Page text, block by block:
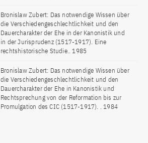
Bronislaw Zubert: Das notwendige Wissen über
die Verschiedengeschlechtlichkeit und den
Dauercharakter der Ehe in der Kanonistik und
in der Jurisprudenz (1517-1917). Eine
rechtshistorische Studie.. 1985
Bronislaw Zubert: Das notwendige Wissen über
die Verschiedengeschlechtlichkeit und den
Dauercharakter der Ehe in Kanonistik und
Rechtsprechung von der Reformation bis zur
Promulgation des CIC (1517-1917). . 1984